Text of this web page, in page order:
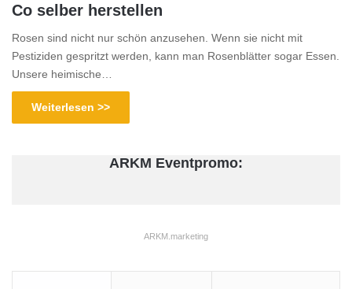
Co selber herstellen
Rosen sind nicht nur schön anzusehen. Wenn sie nicht mit
Pestiziden gespritzt werden, kann man Rosenblätter sogar Essen.
Unsere heimische…
Weiterlesen >>
ARKM Eventpromo:
ARKM.marketing